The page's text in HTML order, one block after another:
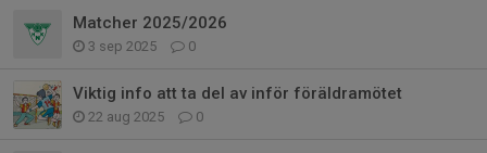
Matcher 2025/2026
3 sep 2025 0
Viktig info att ta del av inför föräldramötet
22 aug 2025 0